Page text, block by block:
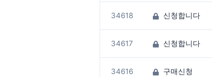
34618 신청합니다
34617 신청합니다
34616 구매신청